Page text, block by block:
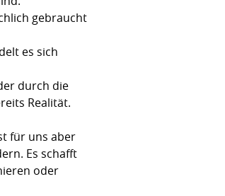
gebraucht
es sich
durch die
Realität.
für uns aber
Es schafft
oder